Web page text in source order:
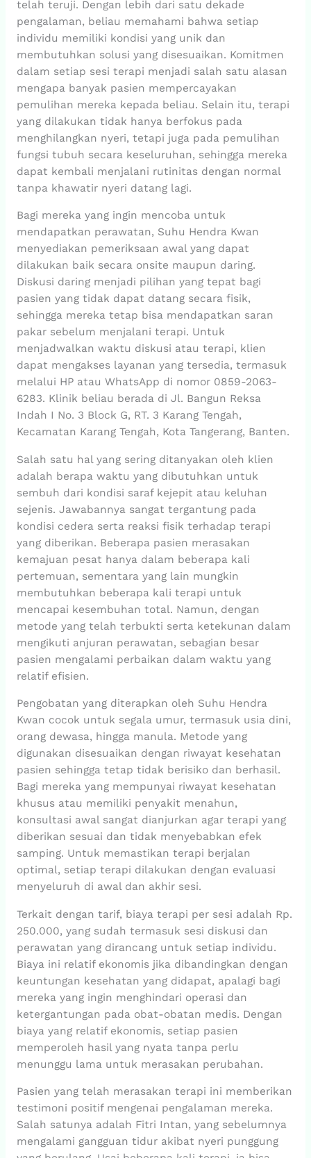
telah teruji. Dengan lebih dari satu dekade
pengalaman, beliau memahami bahwa setiap
individu memiliki kondisi yang unik dan
membutuhkan solusi yang disesuaikan. Komitmen
dalam setiap sesi terapi menjadi salah satu alasan
mengapa banyak pasien mempercayakan
pemulihan mereka kepada beliau. Selain itu, terapi
yang dilakukan tidak hanya berfokus pada
menghilangkan nyeri, tetapi juga pada pemulihan
fungsi tubuh secara keseluruhan, sehingga mereka
dapat kembali menjalani rutinitas dengan normal
tanpa khawatir nyeri datang lagi.
Bagi mereka yang ingin mencoba untuk
mendapatkan perawatan, Suhu Hendra Kwan
menyediakan pemeriksaan awal yang dapat
dilakukan baik secara onsite maupun daring.
Diskusi daring menjadi pilihan yang tepat bagi
pasien yang tidak dapat datang secara fisik,
sehingga mereka tetap bisa mendapatkan saran
pakar sebelum menjalani terapi. Untuk
menjadwalkan waktu diskusi atau terapi, klien
dapat mengakses layanan yang tersedia, termasuk
melalui HP atau WhatsApp di nomor 0859-2063-
6283. Klinik beliau berada di Jl. Bangun Reksa
Indah I No. 3 Block G, RT. 3 Karang Tengah,
Kecamatan Karang Tengah, Kota Tangerang, Banten.
Salah satu hal yang sering ditanyakan oleh klien
adalah berapa waktu yang dibutuhkan untuk
sembuh dari kondisi saraf kejepit atau keluhan
sejenis. Jawabannya sangat tergantung pada
kondisi cedera serta reaksi fisik terhadap terapi
yang diberikan. Beberapa pasien merasakan
kemajuan pesat hanya dalam beberapa kali
pertemuan, sementara yang lain mungkin
membutuhkan beberapa kali terapi untuk
mencapai kesembuhan total. Namun, dengan
metode yang telah terbukti serta ketekunan dalam
mengikuti anjuran perawatan, sebagian besar
pasien mengalami perbaikan dalam waktu yang
relatif efisien.
Pengobatan yang diterapkan oleh Suhu Hendra
Kwan cocok untuk segala umur, termasuk usia dini,
orang dewasa, hingga manula. Metode yang
digunakan disesuaikan dengan riwayat kesehatan
pasien sehingga tetap tidak berisiko dan berhasil.
Bagi mereka yang mempunyai riwayat kesehatan
khusus atau memiliki penyakit menahun,
konsultasi awal sangat dianjurkan agar terapi yang
diberikan sesuai dan tidak menyebabkan efek
samping. Untuk memastikan terapi berjalan
optimal, setiap terapi dilakukan dengan evaluasi
menyeluruh di awal dan akhir sesi.
Terkait dengan tarif, biaya terapi per sesi adalah Rp.
250.000, yang sudah termasuk sesi diskusi dan
perawatan yang dirancang untuk setiap individu.
Biaya ini relatif ekonomis jika dibandingkan dengan
keuntungan kesehatan yang didapat, apalagi bagi
mereka yang ingin menghindari operasi dan
ketergantungan pada obat-obatan medis. Dengan
biaya yang relatif ekonomis, setiap pasien
memperoleh hasil yang nyata tanpa perlu
menunggu lama untuk merasakan perubahan.
Pasien yang telah merasakan terapi ini memberikan
testimoni positif mengenai pengalaman mereka.
Salah satunya adalah Fitri Intan, yang sebelumnya
mengalami gangguan tidur akibat nyeri punggung